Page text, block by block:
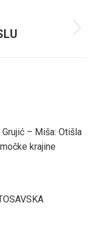
– Miša: Otišla
krajine